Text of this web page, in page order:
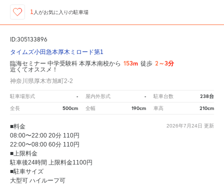
1 人がお気に入りの駐車場
ID:305133896
タイムズ小田急本厚木ミロード第1
臨海セミナー 中学受験科 本厚木南校から 153m 徒歩 2～3分
近くてオススメ！
神奈川県厚木市旭町2-2
駐車場形式 - 屋内外形式 - 駐車台数 238台
全長 500cm 全幅 190cm 車高 210cm
2026年7月24日 更新
■料金
08:00〜22:00 20分 110円
22:00〜08:00 60分 110円
■上限料金
駐車後24時間 上限料金1100円
■駐車サイズ
大型可 ハイルーフ可